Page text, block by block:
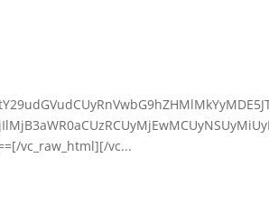
vc_raw_html][/vc...